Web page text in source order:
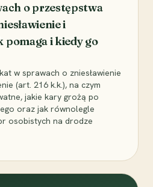
o przestępstwa
i
pomaga i kiedy go
w sprawach o zniesławienie
(art. 216 k.k.), na czym
jakie kary grożą po
oraz jak równolegle
osobistych na drodze